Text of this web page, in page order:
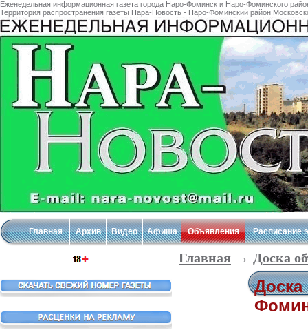
Еженедельная информационная газета города Наро-Фоминск и Наро-Фоминского
Территория распространения газеты Нара-Новость - Наро-Фоминский район
Главная Архив Видео Афиша Объявления Расписание
Главная → Доска